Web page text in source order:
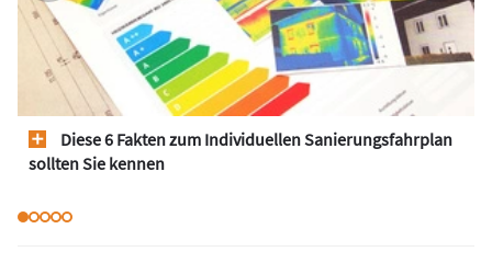
Diese 6 Fakten zum Individuellen Sanierungsfahrplan
sollten Sie kennen